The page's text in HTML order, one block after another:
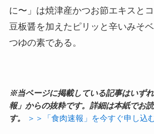
に〜」は焼津産かつお節エキスと
豆板醤を加えたピリッと辛いみそ
つゆの素である。
※当ページに掲載している記事はいず
報」からの抜粋です。詳細は本紙でお
す。
＞＞「食肉速報」を今すぐ申し込